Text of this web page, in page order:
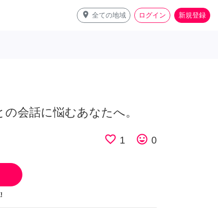
place 全ての地域 ログイン 新規登録
会話に悩むあなたへ。
favorite_border 1 tag_faces 0